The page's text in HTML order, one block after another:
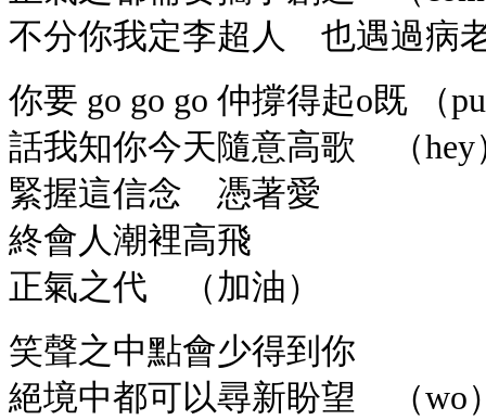
不分你我定李超人 也遇過病
你要 go go go 仲撐得起o既 （
話我知你今天隨意高歌 （hey
緊握這信念 憑著愛
終會人潮裡高飛
正氣之代 （加油）
笑聲之中點會少得到你
絕境中都可以尋新盼望 （wo